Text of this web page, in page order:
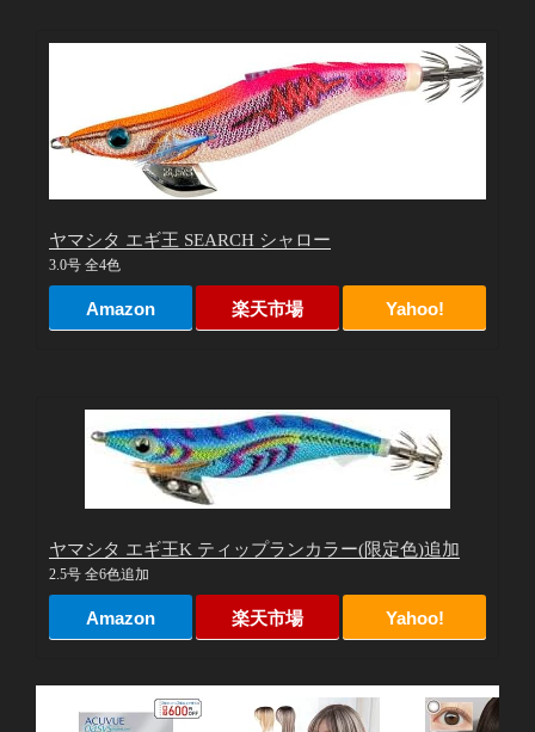
ヤマシタ エギ王 SEARCH シャロー
3.0号 全4色
Amazon 楽天市場 Yahoo!
ヤマシタ エギ王K ティップランカラー(限定色)追加
2.5号 全6色追加
Amazon 楽天市場 Yahoo!